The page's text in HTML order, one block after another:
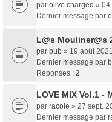
par olive charged » 04
Dernier message par
L​@​s Mouliner​@​s
par bub » 19 août
Dernier message par
Réponses : 2
LOVE MIX Vol.1 -
par racole » 27 sept.
Dernier message par